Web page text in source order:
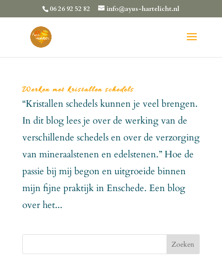
06 26 92 52 82 info@ayus-hartelicht.nl
Werken met kristallen schedels
“Kristallen schedels kunnen je veel brengen.
In dit blog lees je over de werking van de
verschillende schedels en over de verzorging
van mineraalstenen en edelstenen.” Hoe de
passie bij mij begon en uitgroeide binnen
mijn fijne praktijk in Enschede. Een blog
over het...
Zoeken